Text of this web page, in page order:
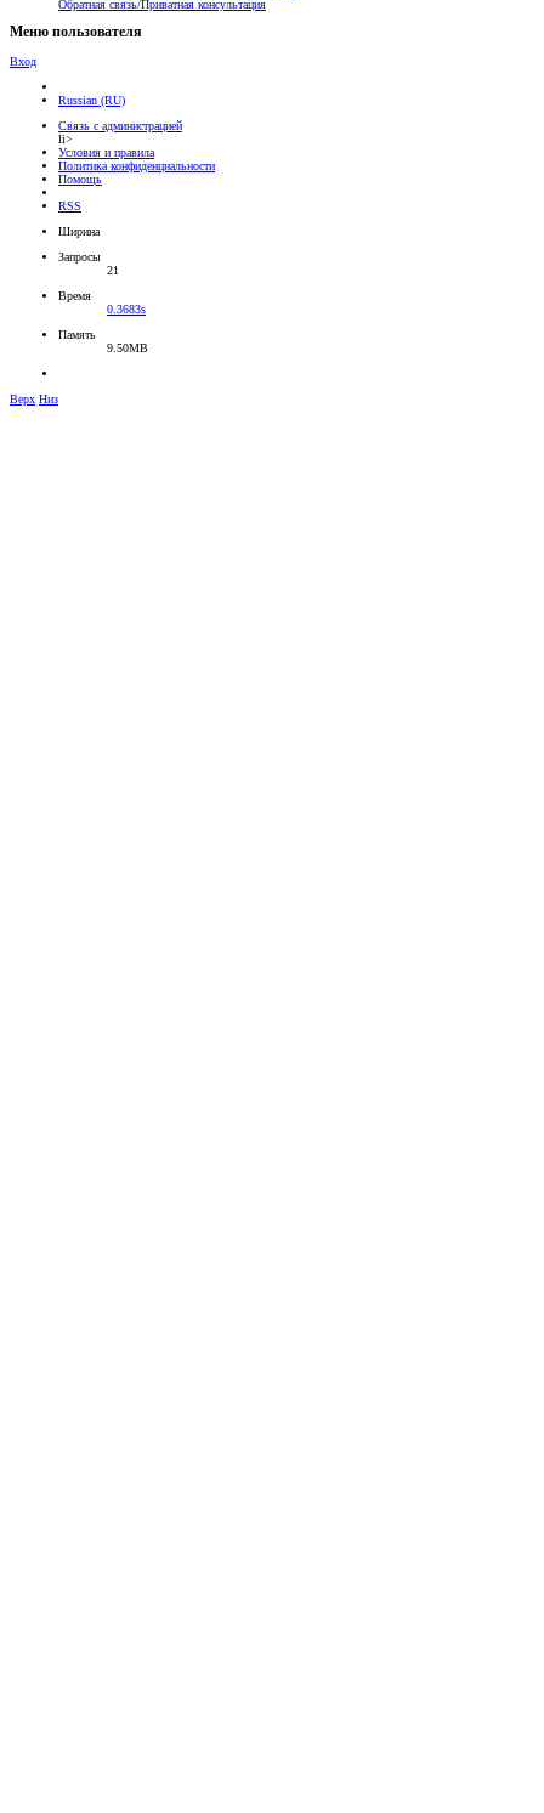
Обратная связь/Приватная консультация
Меню пользователя
Вход
Russian (RU)
Связь с администрацией
li>
Условия и правила
Политика конфиденциальности
Помощь
RSS
Ширина
Запросы
21
Время
0.3683s
Память
9.50MB
Верх Низ